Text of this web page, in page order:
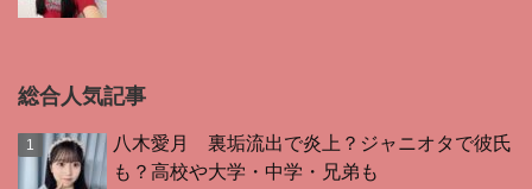
総合人気記事
八木愛月 裏垢流出で炎上？ジャニオタで彼氏
も？高校や大学・中学・兄弟も